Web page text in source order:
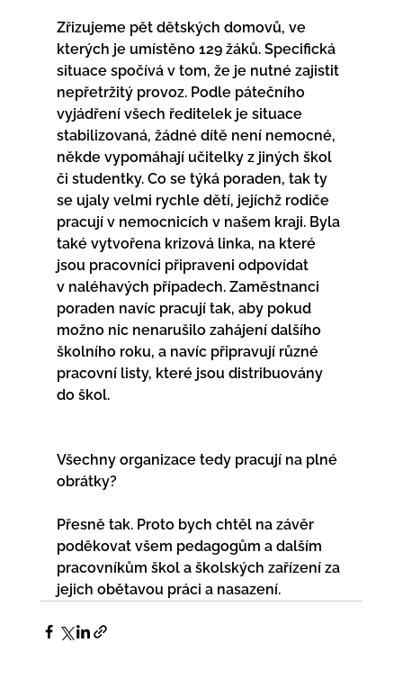
Zřizujeme pět dětských domovů, ve
kterých je umístěno 129 žáků. Specifická
situace spočívá v tom, že je nutné zajistit
nepřetržitý provoz. Podle pátečního
vyjádření všech ředitelek je situace
stabilizovaná, žádné dítě není nemocné,
někde vypomáhají učitelky z jiných škol
či studentky. Co se týká poraden, tak ty
se ujaly velmi rychle dětí, jejíchž rodiče
pracují v nemocnicích v našem kraji. Byla
také vytvořena krizová linka, na které
jsou pracovníci připraveni odpovídat
v naléhavých případech. Zaměstnanci
poraden navíc pracují tak, aby pokud
možno nic nenarušilo zahájení dalšího
školního roku, a navíc připravují různé
pracovní listy, které jsou distribuovány
do škol.
Všechny organizace tedy pracují na plné
obrátky?
Přesně tak. Proto bych chtěl na závěr
poděkovat všem pedagogům a dalším
pracovníkům škol a školských zařízení za
jejich obětavou práci a nasazení.